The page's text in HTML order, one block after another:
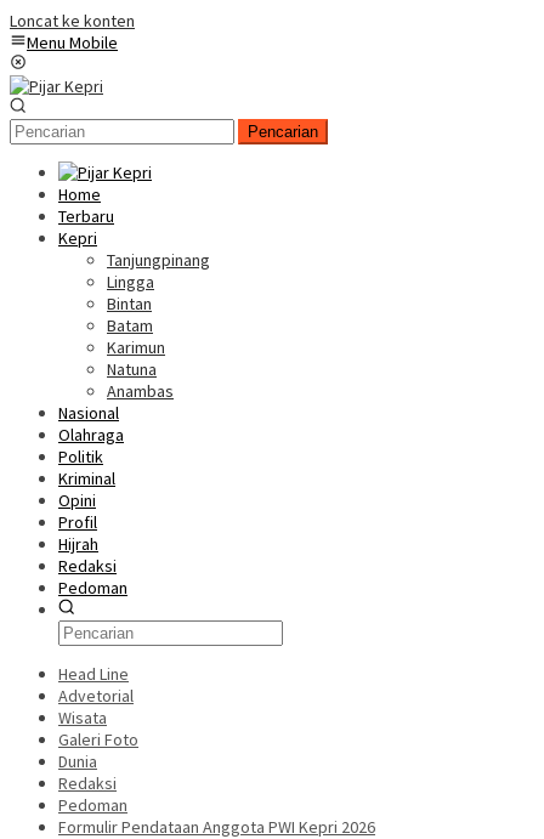
Loncat ke konten
Menu Mobile
Pencarian
Home
Terbaru
Kepri
Tanjungpinang
Lingga
Bintan
Batam
Karimun
Natuna
Anambas
Nasional
Olahraga
Politik
Kriminal
Opini
Profil
Hijrah
Redaksi
Pedoman
Head Line
Advetorial
Wisata
Galeri Foto
Dunia
Redaksi
Pedoman
Formulir Pendataan Anggota PWI Kepri 2026